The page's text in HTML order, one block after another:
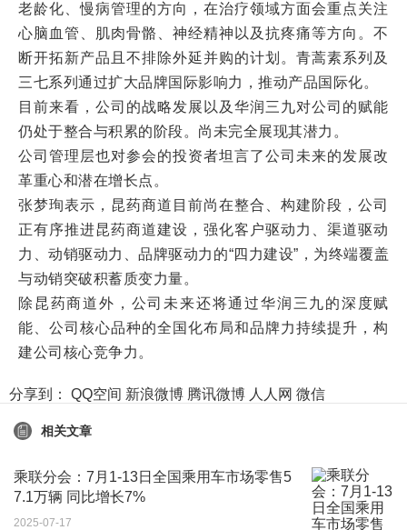
老龄化、慢病管理的方向，在治疗领域方面会重点关注
心脑血管、肌肉骨骼、神经精神以及抗疼痛等方向。不
断开拓新产品且不排除外延并购的计划。青蒿素系列及
三七系列通过扩大品牌国际影响力，推动产品国际化。
目前来看，公司的战略发展以及华润三九对公司的赋能
仍处于整合与积累的阶段。尚未完全展现其潜力。
公司管理层也对参会的投资者坦言了公司未来的发展改
革重心和潜在增长点。
张梦珣表示，昆药商道目前尚在整合、构建阶段，公司
正有序推进昆药商道建设，强化客户驱动力、渠道驱动
力、动销驱动力、品牌驱动力的“四力建设”，为终端覆盖
与动销突破积蓄质变力量。
除昆药商道外，公司未来还将通过华润三九的深度赋
能、公司核心品种的全国化布局和品牌力持续提升，构
建公司核心竞争力。
分享到： QQ空间 新浪微博 腾讯微博 人人网 微信
相关文章
乘联分会：7月1-13日全国乘用车市场零售5
7.1万辆 同比增长7%
2025-07-17